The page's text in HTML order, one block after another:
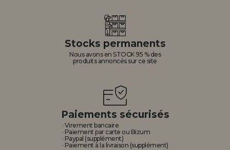
Stocks permanents
Nous avons en STOCK 95 % des
produits annoncés sur ce site
Paiements sécurisés
· Virement bancaire
· Paiement par carte ou Bizum
· Paypal (supplément)
· Paiement à la livraison (supplément)